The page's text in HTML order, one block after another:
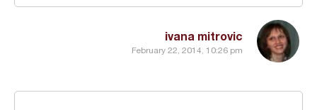
ivana mitrovic
February 22, 2014, 10:26 pm